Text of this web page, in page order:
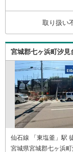
8:00（定
内も可能
い！
取り扱い
宮城郡七ヶ浜町汐見
仙石線 「東塩釜」駅
宮城県宮城郡七ヶ浜